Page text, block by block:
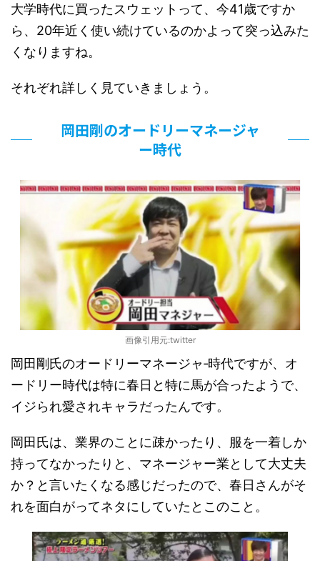
大学時代に買ったスウェットって、今41歳ですか
ら、20年近く使い続けているのかよって突っ込みた
くなりますね。
それぞれ詳しく見ていきましょう。
岡田剛のオードリーマネージャ
ー時代
画像引用元:twitter
岡田剛氏のオードリーマネージャ‐時代ですが、オ
ードリー時代は特に春日と特に馬が合ったようで、
イジられ愛されキャラだったんです。
岡田氏は、業界のことに疎かったり、服を一着しか
持ってなかったりと、マネージャー業として大丈夫
か？と言いたくなる感じだったので、春日さんがそ
れを面白がってネタにしていたとこのこと。